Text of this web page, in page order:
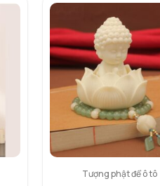
Tượng phật để ô tô